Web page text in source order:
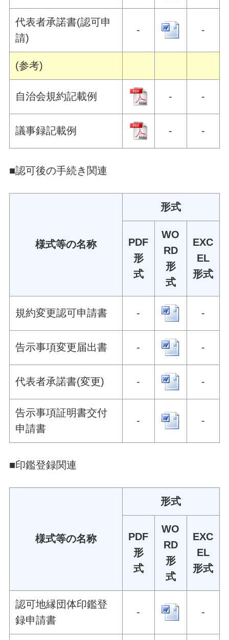
代表者承諾書(認可申
請)
- -
(参考)
自治会規約記載例 - -
議事録記載例 - -
■認可後の手続き関連
様式等の名称
形式
PDF
形
式
WO
RD
形
式
EXC
EL
形式
規約変更認可申請書 - -
告示事項変更届出書 - -
代表者承諾書(変更) - -
告示事項証明書交付
申請書
- -
■印鑑登録関連
様式等の名称
形式
PDF
形
式
WO
RD
形
式
EXC
EL
形式
認可地縁団体印鑑登
録申請書
- -